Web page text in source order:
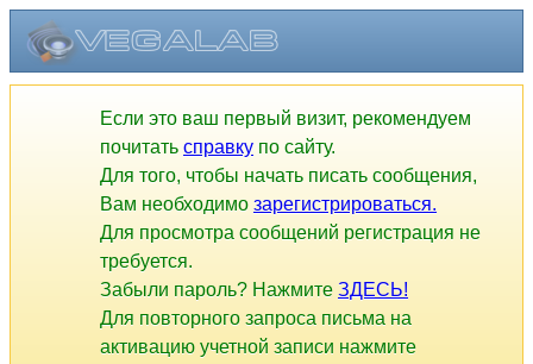
Если это ваш первый визит, рекомендуем
почитать справку по сайту.
Для того, чтобы начать писать сообщения,
Вам необходимо зарегистрироваться.
Для просмотра сообщений регистрация не
требуется.
Забыли пароль? Нажмите ЗДЕСЬ!
Для повторного запроса письма на
активацию учетной записи нажмите